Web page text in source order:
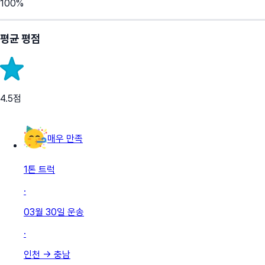
100%
평균 평점
4.5점
매우 만족
1톤 트럭
·
03월 30일 운송
·
인천 → 충남